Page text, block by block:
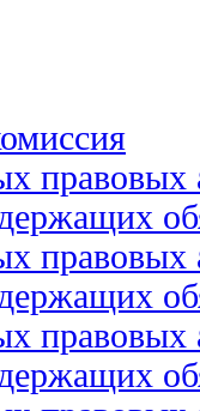
правовых
правовых
правовых